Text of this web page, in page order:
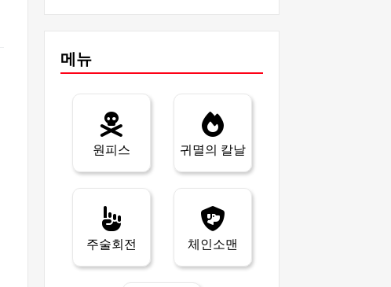
메뉴
원피스 귀멸의 칼날
주술회전 체인소맨